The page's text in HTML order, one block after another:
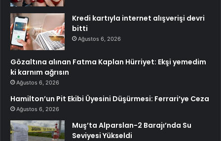
Kredi kartıyla internet alışverişi devri
bitti
Ağustos 6, 2026
Gözaltına alınan Fatma Kaplan Hürriyet: Ekşi yemedim
ki karnım ağrısın
Ağustos 6, 2026
Hamilton’un Pit Ekibi Üyesini Düşürmesi: Ferrari’ye Ceza
Ağustos 6, 2026
Muş’ta Alparslan-2 Barajı’nda Su
Seviyesi Yükseldi